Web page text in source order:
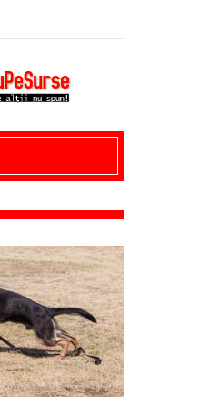
– actualitate giurgiu,
stiri politice, social
giurgiu, dezvaluiri,